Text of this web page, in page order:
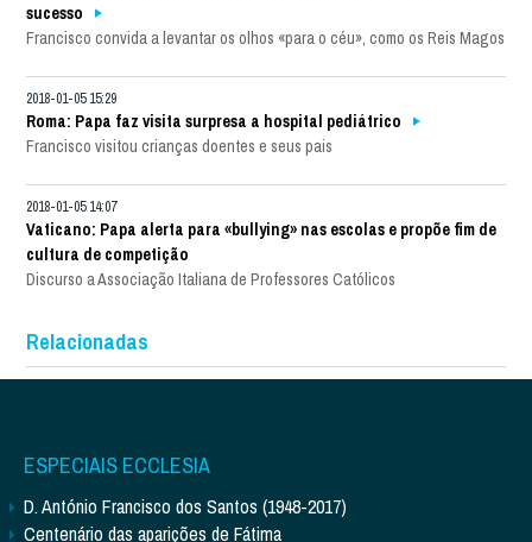
sucesso
Francisco convida a levantar os olhos «para o céu», como os Reis Magos
2018-01-05 15:29
Roma: Papa faz visita surpresa a hospital pediátrico
Francisco visitou crianças doentes e seus pais
2018-01-05 14:07
Vaticano: Papa alerta para «bullying» nas escolas e propõe fim de
cultura de competição
Discurso a Associação Italiana de Professores Católicos
Relacionadas
ESPECIAIS ECCLESIA
D. António Francisco dos Santos (1948-2017)
Centenário das aparições de Fátima